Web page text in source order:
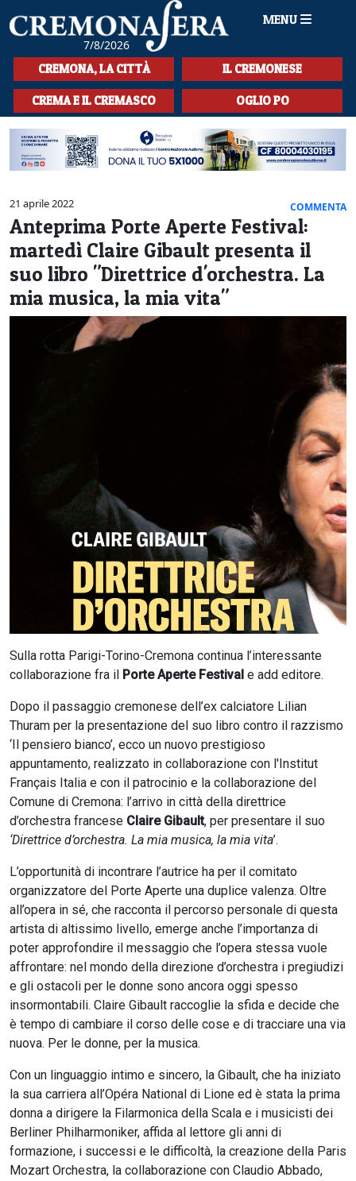
7/8/2026
MENU
HOME
CRONACA
SPORT
LA MUSICA
CULTURA
LA STORIA
SPETTACOLI
L'EDITORIALE
SEZIONI
CREMONA, LA CITTÀ IL CREMONESE
CREMA E IL CREMASCO OGLIO PO
21 aprile 2022 COMMENTA
Anteprima Porte Aperte Festival:
martedì Claire Gibault presenta il
suo libro "Direttrice d'orchestra. La
mia musica, la mia vita"
Sulla rotta Parigi-Torino-Cremona continua l’interessante
collaborazione fra il Porte Aperte Festival e add editore.
Dopo il passaggio cremonese dell’ex calciatore Lilian
Thuram per la presentazione del suo libro contro il razzismo
‘Il pensiero bianco’, ecco un nuovo prestigioso
appuntamento, realizzato in collaborazione con l'Institut
Français Italia e con il patrocinio e la collaborazione del
Comune di Cremona: l’arrivo in città della direttrice
d’orchestra francese Claire Gibault, per presentare il suo
‘Direttrice d’orchestra. La mia musica, la mia vita’.
L’opportunità di incontrare l’autrice ha per il comitato
organizzatore del Porte Aperte una duplice valenza. Oltre
all’opera in sé, che racconta il percorso personale di questa
artista di altissimo livello, emerge anche l’importanza di
poter approfondire il messaggio che l’opera stessa vuole
affrontare: nel mondo della direzione d’orchestra i pregiudizi
e gli ostacoli per le donne sono ancora oggi spesso
insormontabili. Claire Gibault raccoglie la sfida e decide che
è tempo di cambiare il corso delle cose e di tracciare una via
nuova. Per le donne, per la musica.
Con un linguaggio intimo e sincero, la Gibault, che ha iniziato
la sua carriera all’Opéra National di Lione ed è stata la prima
donna a dirigere la Filarmonica della Scala e i musicisti dei
Berliner Philharmoniker, affida al lettore gli anni di
formazione, i successi e le difficoltà, la creazione della Paris
Mozart Orchestra, la collaborazione con Claudio Abbado,